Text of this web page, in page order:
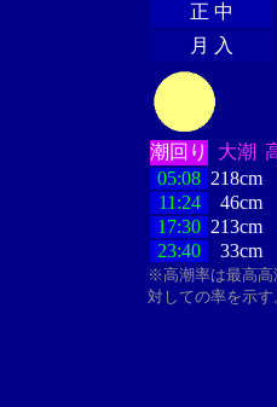
正 中
月 入
潮回り 大潮
05:08 218cm
11:24
46cm
17:30 213cm
23:40
33cm
※高潮率は最高高
対しての率を示す